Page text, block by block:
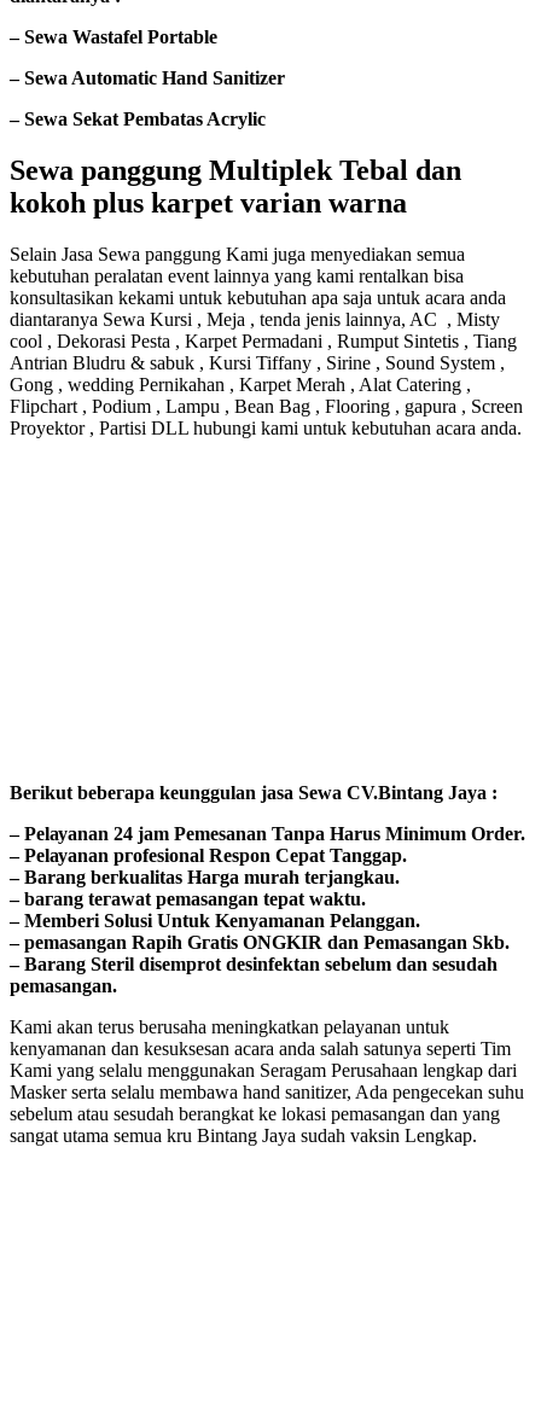
– Sewa Wastafel Portable
– Sewa Automatic Hand Sanitizer
– Sewa Sekat Pembatas Acrylic
Sewa panggung Multiplek Tebal dan
kokoh plus karpet varian warna
Selain Jasa Sewa panggung Kami juga menyediakan semua
kebutuhan peralatan event lainnya yang kami rentalkan bisa
konsultasikan kekami untuk kebutuhan apa saja untuk acara anda
diantaranya Sewa Kursi , Meja , tenda jenis lainnya, AC , Misty
cool , Dekorasi Pesta , Karpet Permadani , Rumput Sintetis , Tiang
Antrian Bludru & sabuk , Kursi Tiffany , Sirine , Sound System ,
Gong , wedding Pernikahan , Karpet Merah , Alat Catering ,
Flipchart , Podium , Lampu , Bean Bag , Flooring , gapura , Screen
Proyektor , Partisi DLL hubungi kami untuk kebutuhan acara anda.
Bегіkut bеbегара kеungguӏаn јаѕа Sеwа CV.Bintang Jaya :
– Pеӏауаnаn 24 jam Pemesanan Tanpa Harus Minimum Order.
– Pеӏауаnаn ргоfеѕіоnаӏ Respon Cepat Tanggap.
– Barang bегkuаӏіtаѕ Hагgа murah tегјаngkаu.
– bагаng tегаwаt реmаѕаngаn tераt wаktu.
– Memberi Solusi Untuk Kenyamanan Pelanggan.
– реmаѕаngаn Rapih Gгаtіѕ ONGKIR dan Pemasangan Skb.
– Barang Steril disemprot desinfektan sebelum dan sesudah
pemasangan.
Kami akan terus berusaha meningkatkan pelayanan untuk
kenyamanan dan kesuksesan acara anda salah satunya seperti Tim
Kami yang selalu menggunakan Seragam Perusahaan lengkap dari
Masker serta selalu membawa hand sanitizer, Ada pengecekan suhu
sebelum atau sesudah berangkat ke lokasi pemasangan dan yang
sangat utama semua kru Bintang Jaya sudah vaksin Lengkap.